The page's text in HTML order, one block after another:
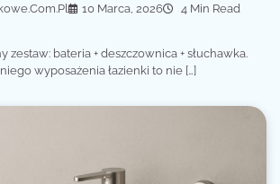
10 Marca, 2026
4 Min Read
zestaw: bateria + deszczownica + słuchawka.
wyposażenia łazienki to nie […]